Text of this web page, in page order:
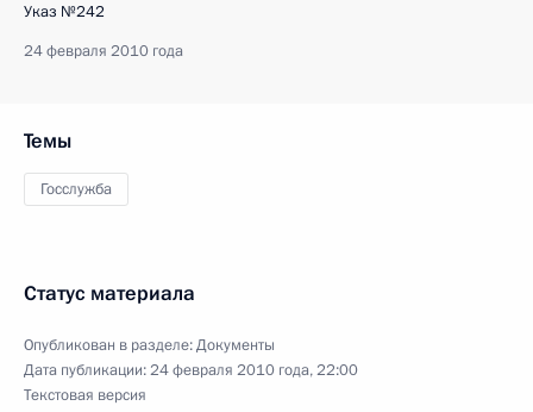
Указ №242
24 февраля 2010 года
Темы
Госслужба
Статус материала
Опубликован в разделе:Документы
Дата публикации:24 февраля 2010 года, 22:00
Текстовая версия